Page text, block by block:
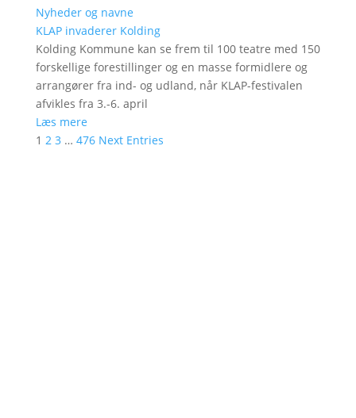
Nyheder og navne
KLAP invaderer Kolding
Kolding Kommune kan se frem til 100 teatre med 150
forskellige forestillinger og en masse formidlere og
arrangører fra ind- og udland, når KLAP-festivalen
afvikles fra 3.-6. april
Læs mere
1 2 3 … 476 Next Entries